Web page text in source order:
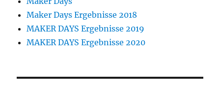
Maker Days Ergebnisse 2018
MAKER DAYS Ergebnisse 2019
MAKER DAYS Ergebnisse 2020